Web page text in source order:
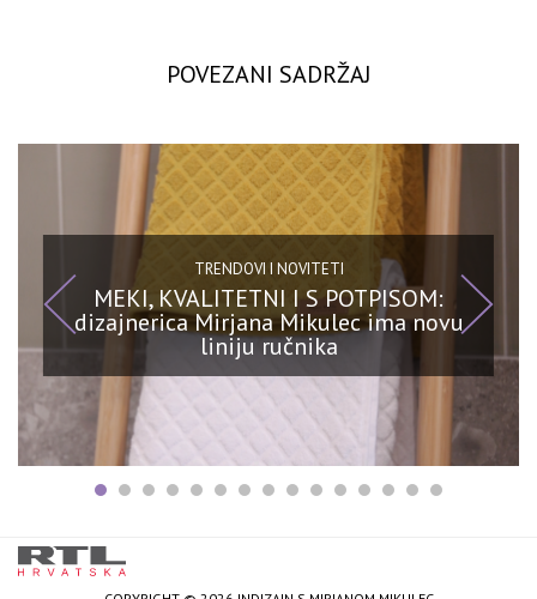
POVEZANI SADRŽAJ
TRENDOVI I NOVITETI
MEKI, KVALITETNI I S POTPISOM:
dizajnerica Mirjana Mikulec ima novu
liniju ručnika